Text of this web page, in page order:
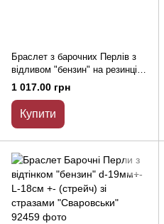
Браслет з барочних Перлів з
відливом "бензин" на резинці
d-10х18мм (+-) L-18см
1 017.00 грн
Купити